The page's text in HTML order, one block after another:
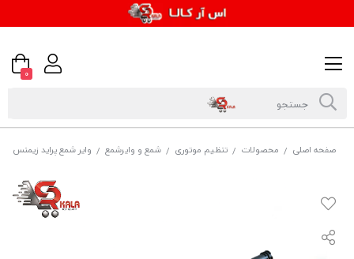
صفحه اصلی / محصولات / تنظیم موتوری / شمع و وایرشمع / وایر شمع پراید زیمنس
0